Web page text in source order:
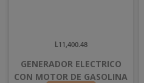
GENERADOR ELECTRICO
CON MOTOR DE GASOLINA
L11,400.48